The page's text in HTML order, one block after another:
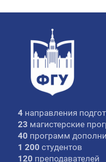
4 направления
23 магистерские
40 программ
1 200 студентов
120 преподавателей